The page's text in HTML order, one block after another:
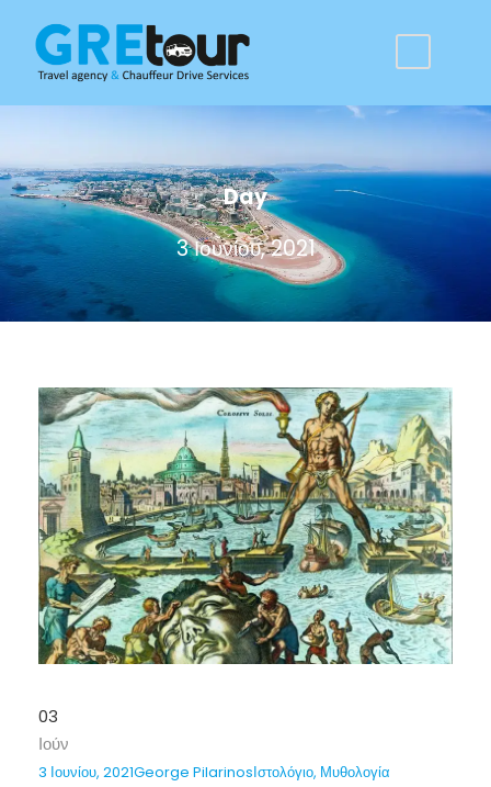
Day
3 Ιουνίου, 2021
03
Ιούν
3 Ιουνίου, 2021George PilarinosΙστολόγιο, Μυθολογία